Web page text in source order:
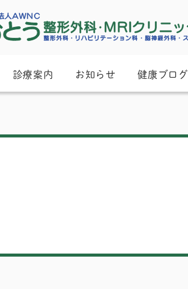
診療案内 お知らせ 健康ブログ